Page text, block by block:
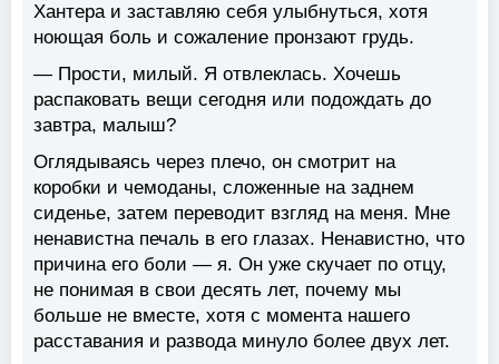
Хантера и заставляю себя улыбнуться, хотя
ноющая боль и сожаление пронзают грудь.
— Прости, милый. Я отвлеклась. Хочешь
распаковать вещи сегодня или подождать до
завтра, малыш?
Оглядываясь через плечо, он смотрит на
коробки и чемоданы, сложенные на заднем
сиденье, затем переводит взгляд на меня. Мне
ненавистна печаль в его глазах. Ненавистно, что
причина его боли — я. Он уже скучает по отцу,
не понимая в свои десять лет, почему мы
больше не вместе, хотя с момента нашего
расставания и развода минуло более двух лет.